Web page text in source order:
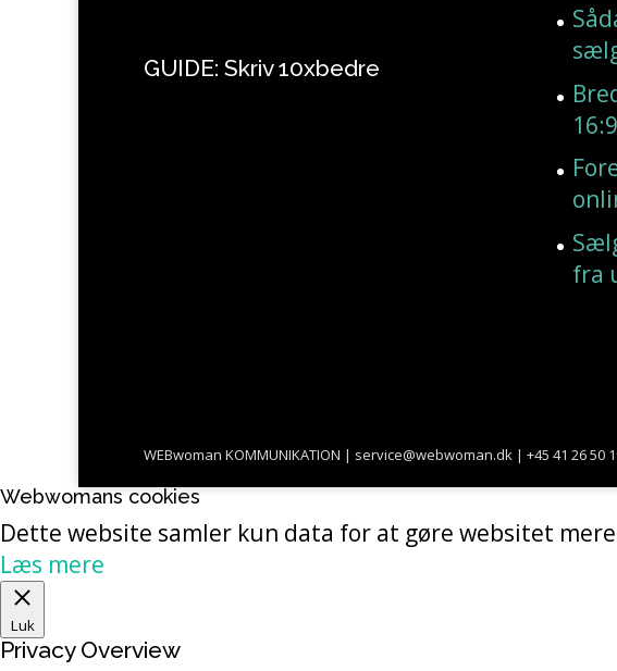
GUIDE: Skriv 10xbedre
fra
WEBwoman KOMMUNIKATION | service@webwoman.dk | +45 41 26 50
Webwomans cookies
Dette website samler kun data for at gøre websitet
Læs mere
Luk
Privacy Overview